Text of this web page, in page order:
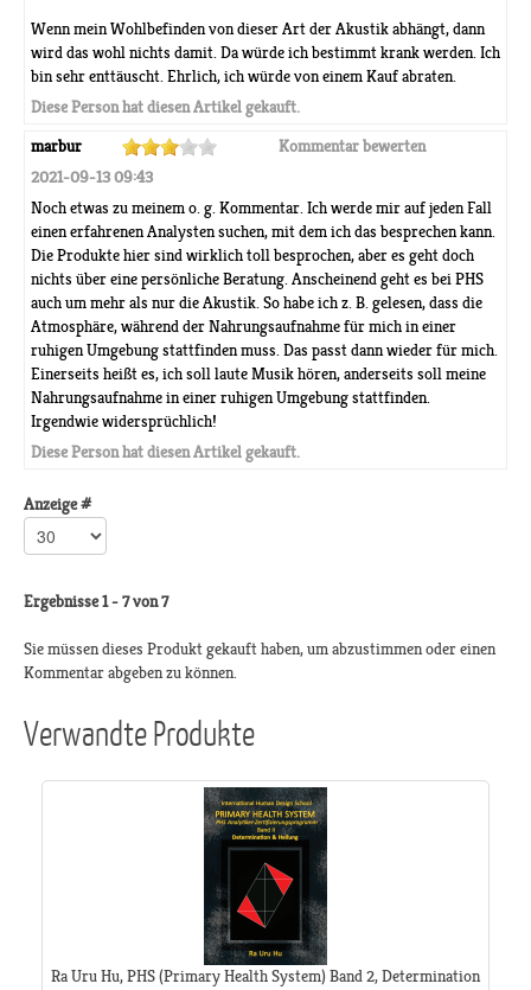
Wenn mein Wohlbefinden von dieser Art der Akustik abhängt, dann
wird das wohl nichts damit. Da würde ich bestimmt krank werden. Ich
bin sehr enttäuscht. Ehrlich, ich würde von einem Kauf abraten.
Diese Person hat diesen Artikel gekauft.
marbur
Kommentar bewerten
2021-09-13 09:43
Noch etwas zu meinem o. g. Kommentar. Ich werde mir auf jeden Fall
einen erfahrenen Analysten suchen, mit dem ich das besprechen kann.
Die Produkte hier sind wirklich toll besprochen, aber es geht doch
nichts über eine persönliche Beratung. Anscheinend geht es bei PHS
auch um mehr als nur die Akustik. So habe ich z. B. gelesen, dass die
Atmosphäre, während der Nahrungsaufnahme für mich in einer
ruhigen Umgebung stattfinden muss. Das passt dann wieder für mich.
Einerseits heißt es, ich soll laute Musik hören, anderseits soll meine
Nahrungsaufnahme in einer ruhigen Umgebung stattfinden.
Irgendwie widersprüchlich!
Diese Person hat diesen Artikel gekauft.
Anzeige #
Ergebnisse 1 - 7 von 7
Sie müssen dieses Produkt gekauft haben, um abzustimmen oder einen
Kommentar abgeben zu können.
Verwandte Produkte
Ra Uru Hu, PHS (Primary Health System) Band 2, Determination